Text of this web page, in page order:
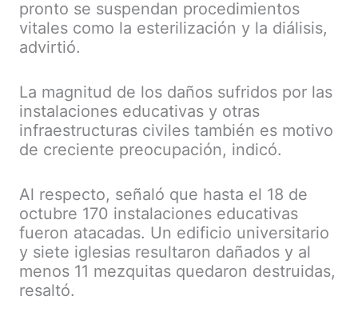
pronto se suspendan procedimientos
vitales como la esterilización y la diálisis,
advirtió.
La magnitud de los daños sufridos por las
instalaciones educativas y otras
infraestructuras civiles también es motivo
de creciente preocupación, indicó.
Al respecto, señaló que hasta el 18 de
octubre 170 instalaciones educativas
fueron atacadas. Un edificio universitario
y siete iglesias resultaron dañados y al
menos 11 mezquitas quedaron destruidas,
resaltó.